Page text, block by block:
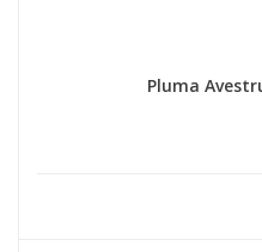
Pluma